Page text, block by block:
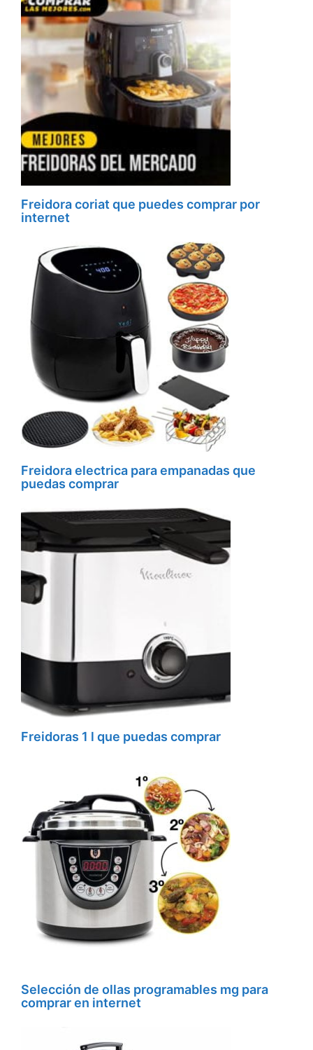
Freidora coriat que puedes comprar por
internet
Freidora electrica para empanadas que
puedas comprar
Freidoras 1 l que puedas comprar
Selección de ollas programables mg para
comprar en internet